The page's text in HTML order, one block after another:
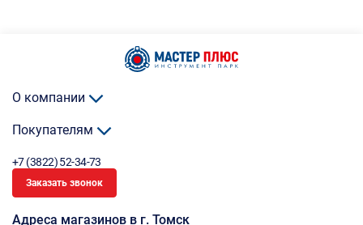
О компании
Покупателям
+7 (3822) 52-34-73
Заказать звонок
Адреса магазинов в г. Томск